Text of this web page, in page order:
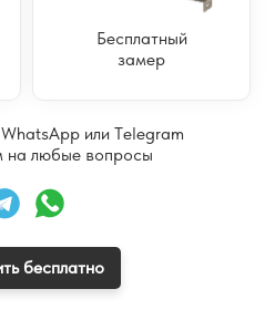
Бесплатный
замер
или Telegram
на любые вопросы
бесплатно